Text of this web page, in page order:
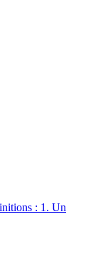
: 1. Un